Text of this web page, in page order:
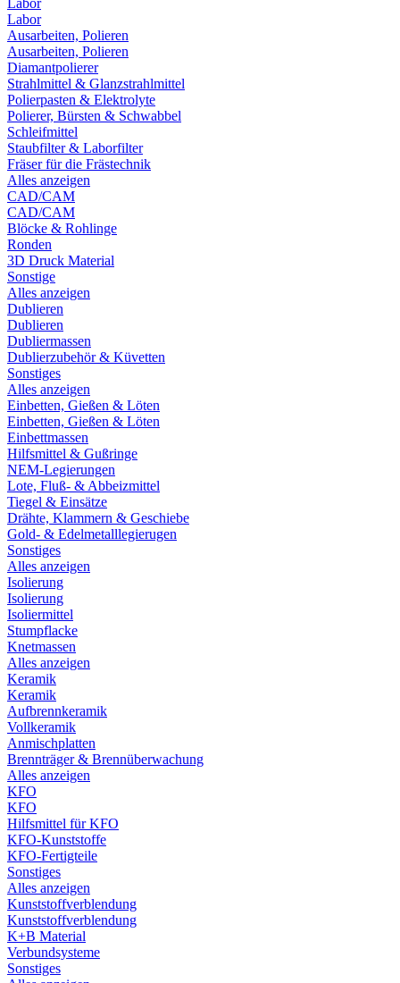
Labor
Labor
Ausarbeiten, Polieren
Ausarbeiten, Polieren
Diamantpolierer
Strahlmittel & Glanzstrahlmittel
Polierpasten & Elektrolyte
Polierer, Bürsten & Schwabbel
Schleifmittel
Staubfilter & Laborfilter
Fräser für die Frästechnik
Alles anzeigen
CAD/CAM
CAD/CAM
Blöcke & Rohlinge
Ronden
3D Druck Material
Sonstige
Alles anzeigen
Dublieren
Dublieren
Dubliermassen
Dublierzubehör & Küvetten
Sonstiges
Alles anzeigen
Einbetten, Gießen & Löten
Einbetten, Gießen & Löten
Einbettmassen
Hilfsmittel & Gußringe
NEM-Legierungen
Lote, Fluß- & Abbeizmittel
Tiegel & Einsätze
Drähte, Klammern & Geschiebe
Gold- & Edelmetalllegierugen
Sonstiges
Alles anzeigen
Isolierung
Isolierung
Isoliermittel
Stumpflacke
Knetmassen
Alles anzeigen
Keramik
Keramik
Aufbrennkeramik
Vollkeramik
Anmischplatten
Brennträger & Brennüberwachung
Alles anzeigen
KFO
KFO
Hilfsmittel für KFO
KFO-Kunststoffe
KFO-Fertigteile
Sonstiges
Alles anzeigen
Kunststoffverblendung
Kunststoffverblendung
K+B Material
Verbundsysteme
Sonstiges